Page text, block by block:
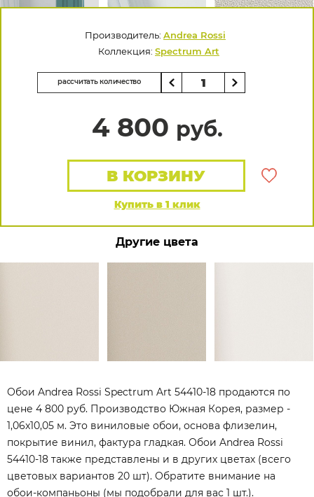
Производитель: Andrea Rossi
Коллекция: Spectrum Art
рассчитать количество
4 800 руб.
Купить в 1 клик
В КОРЗИНУ
Другие цвета
Обои Andrea Rossi Spectrum Art 54410-18 продаются по
цене 4 800 руб. Производство Южная Корея, размер -
1,06x10,05 м. Это виниловые обои, основа флизелин,
покрытие винил, фактура гладкая. Обои Andrea Rossi
54410-18 также представлены и в других цветах (всего
цветовых вариантов 20 шт). Обратите внимание на
обои-компаньоны (мы подобрали для вас 1 шт.).